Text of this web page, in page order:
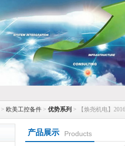
> 欧美工控备件 > 优势系列 > 【焕尧机电】
产品展示 Products